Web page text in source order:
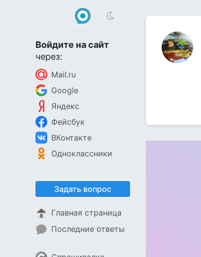
Войдите на сайт
через:
Mail.ru
Google
Яндекс
Фейсбук
ВКонтакте
Одноклассники
Задать вопрос
Главная страница
Последние ответы